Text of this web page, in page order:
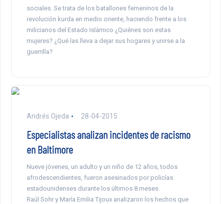
sociales. Se trata de los batallones femeninos de la
revolución kurda en medio oriente, haciendo frente a los
milicianos del Estado Islámico ¿Quiénes son estas
mujeres? ¿Qué las lleva a dejar sus hogares y unirse a la
guerrilla?
Andrés Ojeda 28-04-2015
Especialistas analizan incidentes de racismo
en Baltimore
Nueve jóvenes, un adulto y un niño de 12 años, todos
afrodescendientes, fueron asesinados por policías
estadounidenses durante los últimos 8 meses.
Raúl Sohr y María Emilia Tijoux analizaron los hechos que